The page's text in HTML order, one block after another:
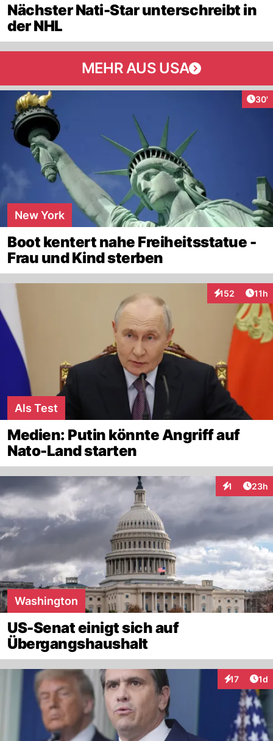
Nächster Nati-Star unterschreibt in
der NHL
MEHR AUS USA
30'
New York
Boot kentert nahe Freiheitsstatue -
Frau und Kind sterben
152
Interaktionen
11h
Als Test
Medien: Putin könnte Angriff auf
Nato-Land starten
1
Interaktionen
23h
Washington
US-Senat einigt sich auf
Übergangshaushalt
17 1d